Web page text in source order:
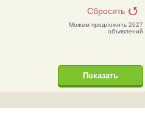
Сбросить
Можем предложить 2627
объявлений